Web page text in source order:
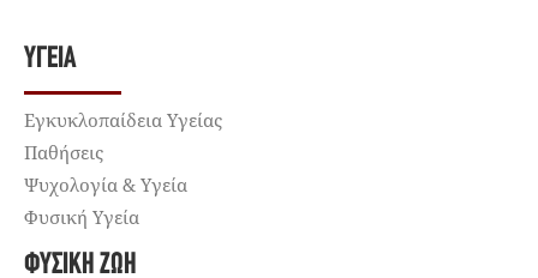
ΥΓΕΊΑ
Εγκυκλοπαίδεια Υγείας
Παθήσεις
Ψυχολογία & Υγεία
Φυσική Υγεία
ΦΥΣΙΚΉ ΖΩΉ